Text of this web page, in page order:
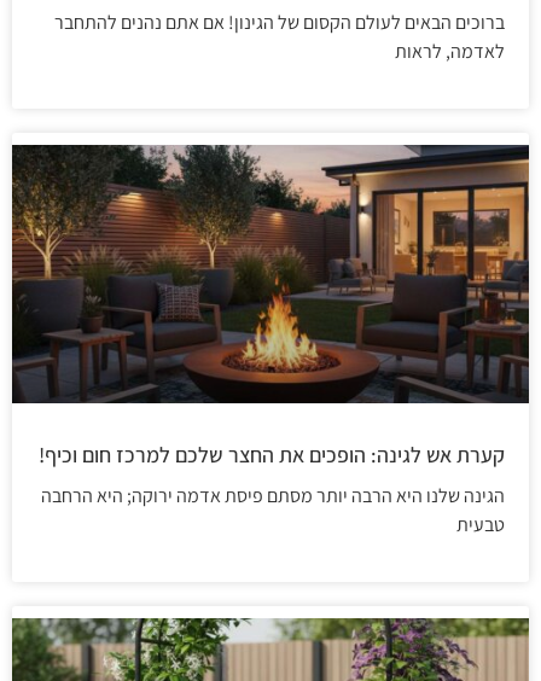
ברוכים הבאים לעולם הקסום של הגינון! אם אתם נהנים להתחבר
לאדמה, לראות
קערת אש לגינה: הופכים את החצר שלכם למרכז חום וכיף!
הגינה שלנו היא הרבה יותר מסתם פיסת אדמה ירוקה; היא הרחבה
טבעית